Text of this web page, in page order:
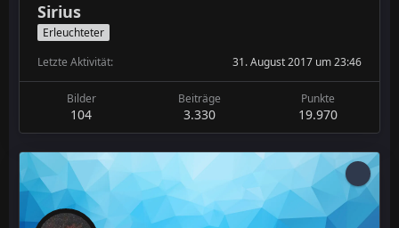
Sirius
Erleuchteter
Letzte Aktivität
31. August 2017 um 23:46
Bilder
104
Beiträge
3.330
Punkte
19.970